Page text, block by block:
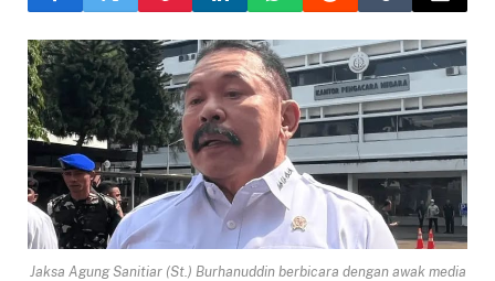
Jaksa Agung Sanitiar (St.) Burhanuddin berbicara dengan awak media